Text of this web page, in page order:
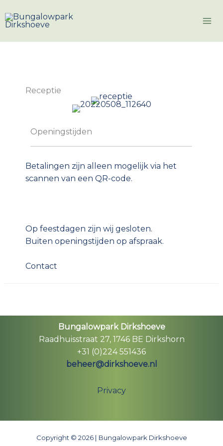
naar
de
inhoud
Receptie
Openingstijden
Betalingen zijn alleen mogelijk via het
scannen van een QR-code.
Op feestdagen zijn wij gesloten.
Buiten openingstijden op afspraak.
Contact
Bungalowpark Dirkshoeve
Raadhuisstraat 27, 1746 BE Dirkshorn
+31 (0)224 551436
beheer@dirkshoeve.nl
Privacy
Copyright © 2026 | Bungalowpark Dirkshoeve